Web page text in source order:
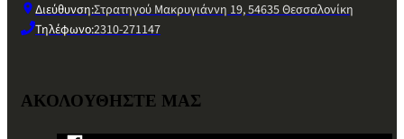
Διεύθυνση:Στρατηγού Μακρυγιάννη 19, 54635 Θεσσαλονίκη
Τηλέφωνο:2310-271147
ΑΚΟΛΟΥΘΗΣΤΕ ΜΑΣ